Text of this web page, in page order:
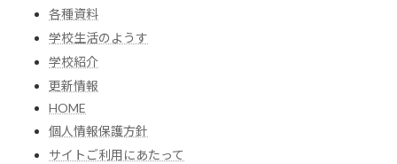
各種資料
学校生活のようす
学校紹介
更新情報
HOME
個人情報保護方針
サイトご利用にあたって